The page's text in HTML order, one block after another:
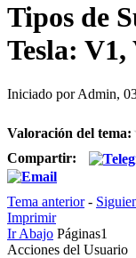
Tipos de
Tesla:
Iniciado por Admin,
Valoración del tema:
Compartir:
Tema anterior-
Imprimir
Ir Abajo Páginas1
Acciones del Usuario